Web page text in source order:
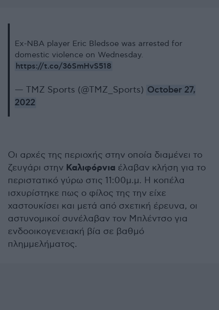
Ex-NBA player Eric Bledsoe was arrested for
domestic violence on Wednesday.
https://t.co/36SmHvS518
— TMZ Sports (@TMZ_Sports) October 27,
2022
Οι αρχές της περιοχής στην οποία διαμένει το
ζευγάρι στην Καλιφόρνια έλαβαν κλήση για το
περιστατικό γύρω στις 11:00μ.μ. Η κοπέλα
ισχυρίστηκε πως ο φίλος της την είχε
χαστουκίσει και μετά από σχετική έρευνα, οι
αστυνομικοί συνέλαβαν τον Μπλέντσο για
ενδοοικογενειακή βία σε βαθμό
πλημμελήματος.